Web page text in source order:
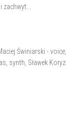
Świniarski -
synth, Sławek